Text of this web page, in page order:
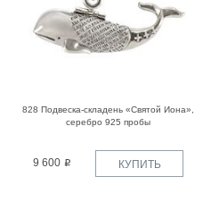
828 Подвеска-складень «Святой Иона»,
серебро 925 пробы
9 600 КУПИТЬ